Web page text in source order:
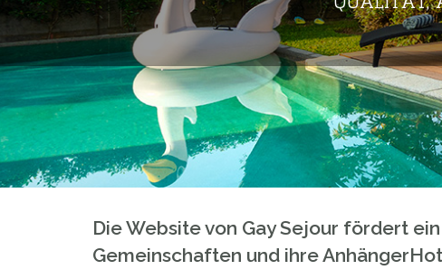
Die Website von Gay Sejour fördert
Gemeinschaften und ihre